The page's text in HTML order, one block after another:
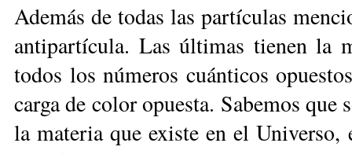
Además de todas las partículas
antipartícula. Las últimas tienen la
todos los números cuánticos
carga de color opuesta. Sabemos
la materia que existe en el